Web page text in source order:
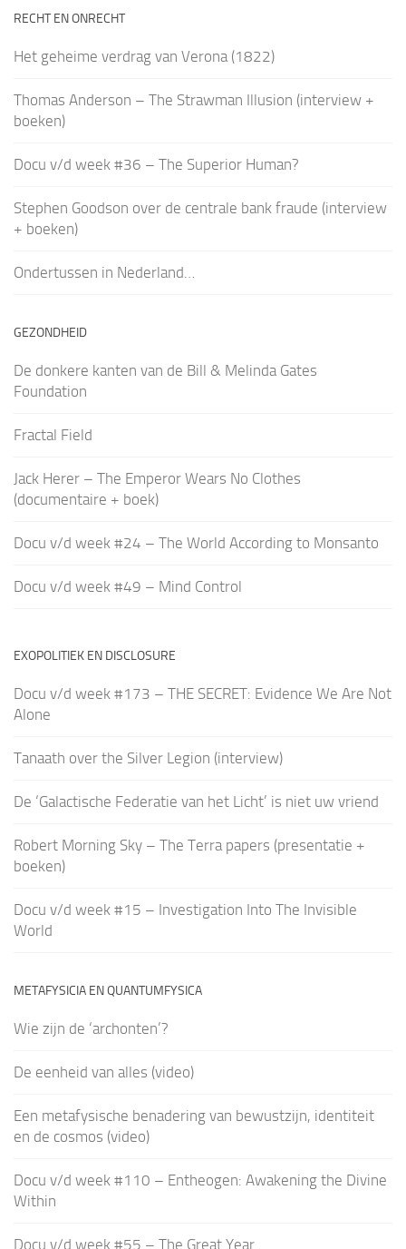
RECHT EN ONRECHT
Het geheime verdrag van Verona (1822)
Thomas Anderson – The Strawman Illusion (interview +
boeken)
Docu v/d week #36 – The Superior Human?
Stephen Goodson over de centrale bank fraude (interview
+ boeken)
Ondertussen in Nederland…
GEZONDHEID
De donkere kanten van de Bill & Melinda Gates
Foundation
Fractal Field
Jack Herer – The Emperor Wears No Clothes
(documentaire + boek)
Docu v/d week #24 – The World According to Monsanto
Docu v/d week #49 – Mind Control
EXOPOLITIEK EN DISCLOSURE
Docu v/d week #173 – THE SECRET: Evidence We Are Not
Alone
Tanaath over the Silver Legion (interview)
De ‘Galactische Federatie van het Licht’ is niet uw vriend
Robert Morning Sky – The Terra papers (presentatie +
boeken)
Docu v/d week #15 – Investigation Into The Invisible
World
METAFYSICIA EN QUANTUMFYSICA
Wie zijn de ‘archonten’?
De eenheid van alles (video)
Een metafysische benadering van bewustzijn, identiteit
en de cosmos (video)
Docu v/d week #110 – Entheogen: Awakening the Divine
Within
Docu v/d week #55 – The Great Year